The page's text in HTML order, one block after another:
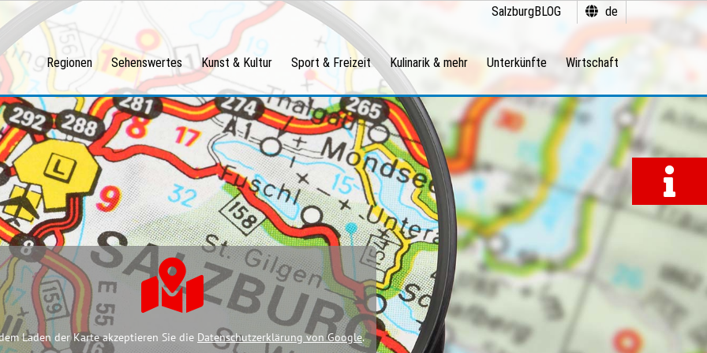
de
SalzburgBLOG
Regionen Sehenswertes Kunst & Kultur Sport & Freizeit Kulinarik & mehr Unterkünfte Wirtschaft
Laden der Karte akzeptieren Sie die Datenschutzerklärung von Google.